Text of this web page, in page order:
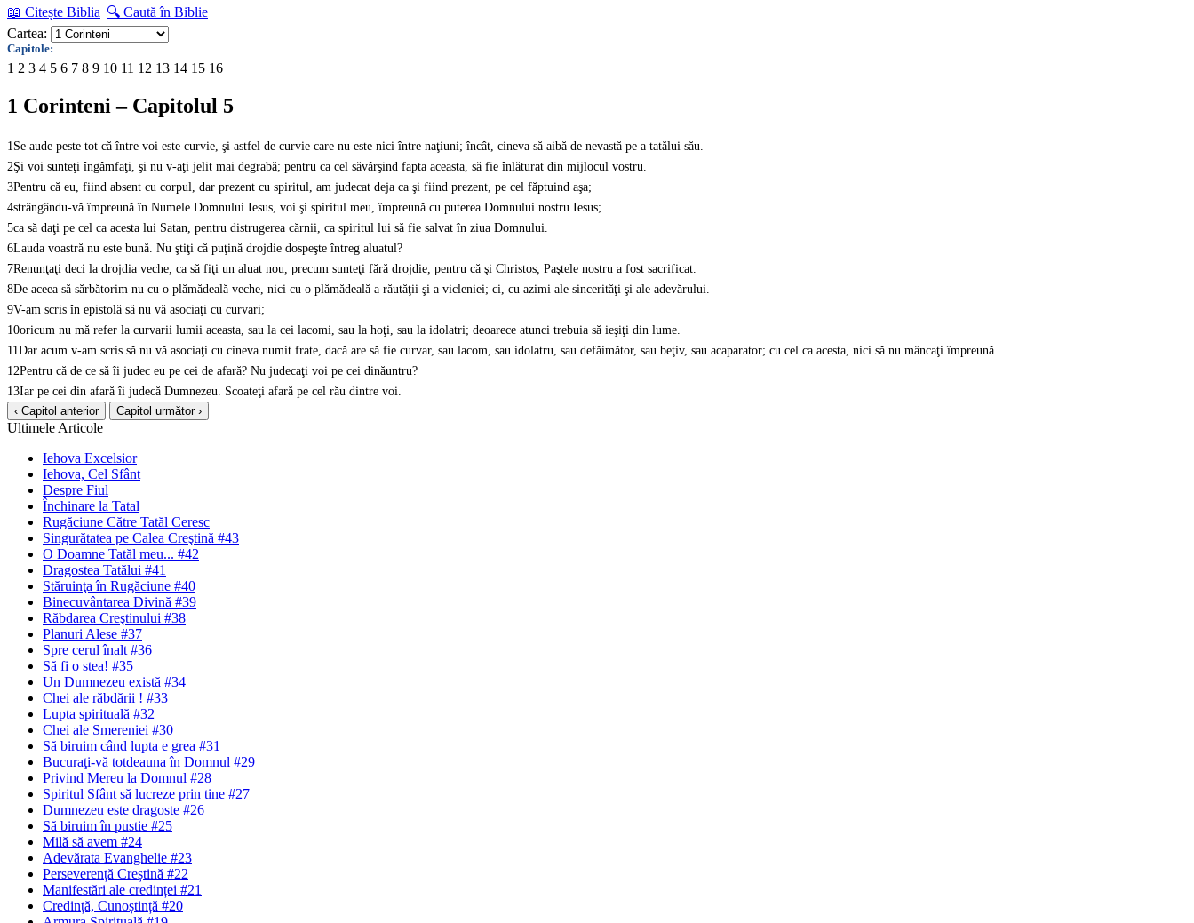
📖 Citește Biblia 🔍 Caută în Biblie
Cartea:
Capitole:
1 2 3 4 5 6 7 8 9 10 11 12 13 14 15 16
1 Corinteni – Capitolul 5
1 Se aude peste tot că între voi este curvie, şi astfel de curvie care nu este nici între naţiuni; încât, cineva să aibă de nevastă pe a tatălui său.
2Şi voi sunteţi îngâmfaţi, şi nu v-aţi jelit mai degrabă; pentru ca cel săvârşind fapta aceasta, să fie înlăturat din mijlocul vostru.
3Pentru că eu, fiind absent cu corpul, dar prezent cu spiritul, am judecat deja ca şi fiind prezent, pe cel făptuind aşa;
4strângându-vă împreună în Numele Domnului Iesus, voi şi spiritul meu, împreună cu puterea Domnului nostru Iesus;
5ca să daţi pe cel ca acesta lui Satan, pentru distrugerea cărnii, ca spiritul lui să fie salvat în ziua Domnului.
6Lauda voastră nu este bună. Nu ştiţi că puţină drojdie dospeşte întreg aluatul?
7Renunţaţi deci la drojdia veche, ca să fiţi un aluat nou, precum sunteţi fără drojdie, pentru că şi Christos, Paştele nostru a fost sacrificat.
8De aceea să sărbătorim nu cu o plămădeală veche, nici cu o plămădeală a răutăţii şi a vicleniei; ci, cu azimi ale sincerităţi şi ale adevărului.
9V-am scris în epistolă să nu vă asociaţi cu curvari;
10oricum nu mă refer la curvarii lumii aceasta, sau la cei lacomi, sau la hoţi, sau la idolatri; deoarece atunci trebuia să ieşiţi din lume.
11Dar acum v-am scris să nu vă asociaţi cu cineva numit frate, dacă are să fie curvar, sau lacom, sau idolatru, sau defăimător, sau beţiv, sau acaparator; cu cel ca acesta, nici să nu mâncaţi împreună.
12Pentru că de ce să îi judec eu pe cei de afară? Nu judecaţi voi pe cei dinăuntru?
13Iar pe cei din afară îi judecă Dumnezeu. Scoateţi afară pe cel rău dintre voi.
‹ Capitol anterior
Capitol următor ›
Ultimele Articole
Iehova Excelsior
Iehova, Cel Sfânt
Despre Fiul
Închinare la Tatal
Rugăciune Către Tatăl Ceresc
Singurătatea pe Calea Creştină #43
O Doamne Tatăl meu... #42
Dragostea Tatălui #41
Stăruinţa în Rugăciune #40
Binecuvântarea Divină #39
Răbdarea Creştinului #38
Planuri Alese #37
Spre cerul înalt #36
Să fi o stea! #35
Un Dumnezeu există #34
Chei ale răbdării ! #33
Lupta spirituală #32
Chei ale Smereniei #30
Să biruim când lupta e grea #31
Bucuraţi-vă totdeauna în Domnul #29
Privind Mereu la Domnul #28
Spiritul Sfânt să lucreze prin tine #27
Dumnezeu este dragoste #26
Să biruim în pustie #25
Milă să avem #24
Adevărata Evanghelie #23
Perseverență Creștină #22
Manifestări ale credinței #21
Credință, Cunoștință #20